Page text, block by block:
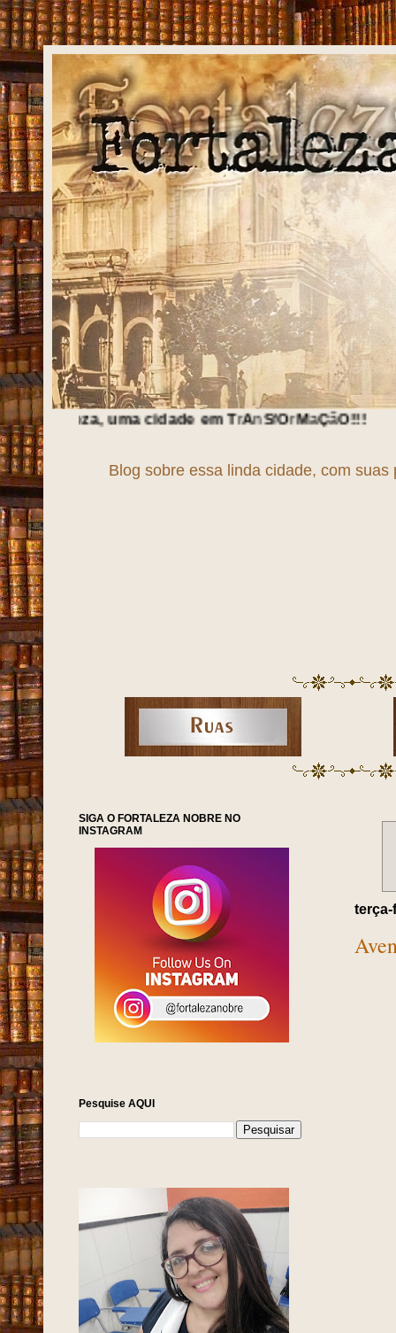
cidade emTrAnSfOrMaÇãO!!!
Blog sobre essa linda cidade, com
terça-
SIGA O FORTALEZA NOBRE NO
INSTAGRAM
Pesquise AQUI